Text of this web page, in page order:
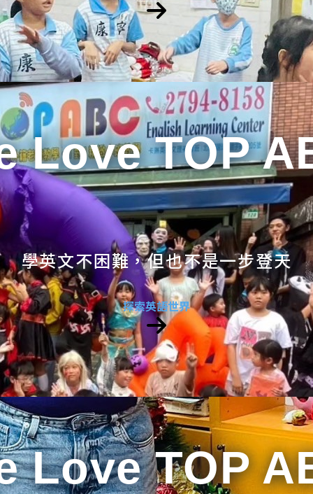
Love TOP
學英文不困難，但也不是一步登天
探索英語世界
Love TOP